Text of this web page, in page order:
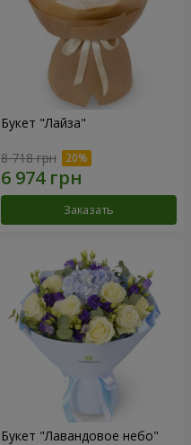
Букет "Лайза"
8 718 грн
Заказать
Букет "Лавандовое небо"